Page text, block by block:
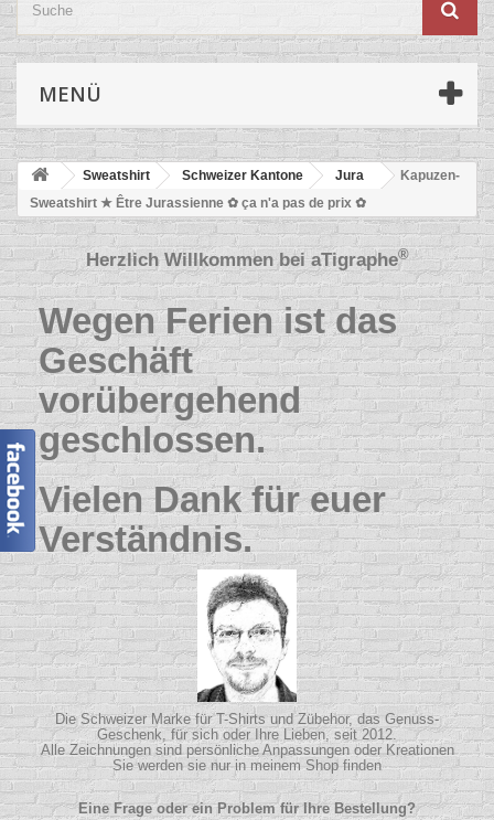
MENÜ
Sweatshirt Schweizer Kantone Jura
Kapuzen-
Sweatshirt ★ Être Jurassienne ✿ ça n'a pas de prix ✿
Herzlich Willkommen beiaTigraphe®
Wegen Ferien ist das
Geschäft
vorübergehend
geschlossen.
Vielen Dank für euer
Verständnis.
Die Schweizer Marke für T-Shirts und Zübehor, das Genuss-
Geschenk, für sich oder Ihre Lieben, seit 2012.
Alle Zeichnungen sind persönliche Anpassungen oder Kreationen
Sie werden sie nur in meinem Shop finden
Eine Frage oder ein Problem für Ihre Bestellung?